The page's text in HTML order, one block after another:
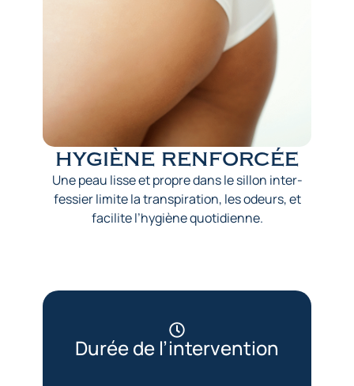
hygiène renforcée
Une peau lisse et propre dans le sillon inter-
fessier limite la transpiration, les odeurs, et
facilite l’hygiène quotidienne.
Durée de l’intervention